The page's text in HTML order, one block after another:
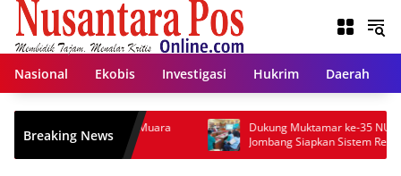
Langsung
konten
Nasional
Ekobis Investigasi Hukrim Daerah
Breaking News
Bupati Muara
Dukung Muktamar ke-35 NU, Dinas
Jombang Siapkan Sistem Rekam
dan Wifi Rakyat